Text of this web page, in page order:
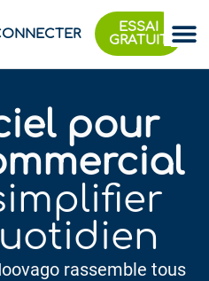
ESSAI
GRATUIT
pour
rassemble tous